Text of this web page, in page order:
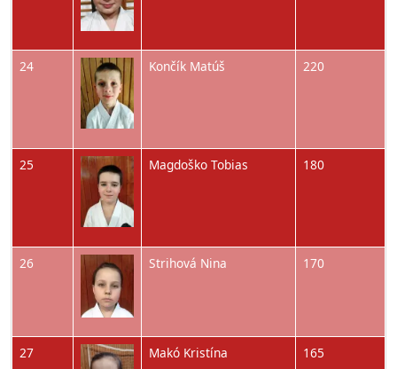
24 Obrázok Končík Matúš 220
25 Obrázok Magdoško Tobias 180
26 Obrázok Strihová Nina 170
27 Obrázok Makó Kristína 165